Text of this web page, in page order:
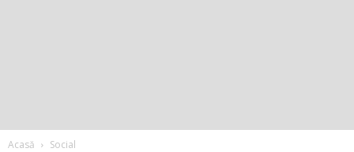
Acasă Social